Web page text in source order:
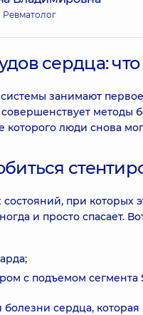
Ревматолог
сердца: что
занимают
методы
которого люди снова
состояний, при
и просто спасает.
с подъемом сегмента
сердца, которая